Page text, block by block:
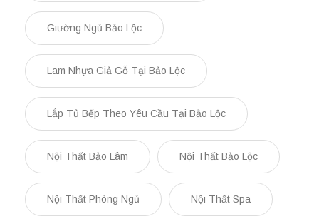
Giường Ngủ Bảo Lộc
Lam Nhựa Giả Gỗ Tại Bảo Lộc
Lắp Tủ Bếp Theo Yêu Cầu Tại Bảo Lộc
Nội Thất Bảo Lâm Nội Thất Bảo Lộc
Nội Thất Phòng Ngủ Nội Thất Spa